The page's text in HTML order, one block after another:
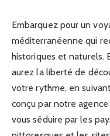
Embarquez pour un
méditerranéenne qui
historiques et naturels.
aurez la liberté de
votre rythme, en
conçu par notre
vous séduire par les